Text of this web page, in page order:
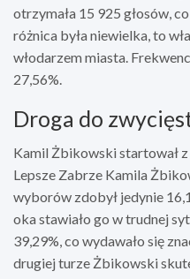
otrzymała 15 925 głosów,
różnica była niewielka, to
włodarzem miasta.
27,56%.
Droga do
Kamil Żbikowski startował
Lepsze Zabrze Kamila
wyborów zdobył jedynie
oka stawiało go w trudnej
39,29%, co wydawało się
drugiej turze Żbikowski